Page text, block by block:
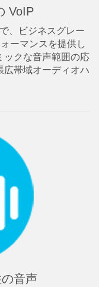
VoIP
、ビジネスグレー
ーマンスを提供し
ックな音声範囲の応
広帯域オーディオハ
音声